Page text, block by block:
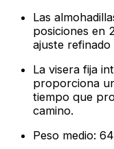
Las
posiciones en
ajuste
La visera fija
proporciona
tiempo que
camino.
Peso medio: